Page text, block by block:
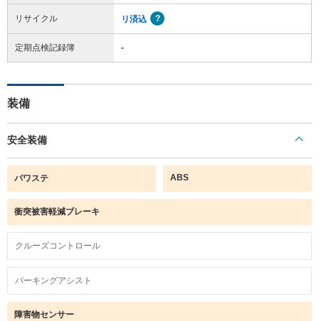
リサイクル リ済込
定期点検記録簿 -
装備
安全装備
パワステ ABS
衝突被害軽減ブレーキ
クルーズコントロール
パーキングアシスト
障害物センサー